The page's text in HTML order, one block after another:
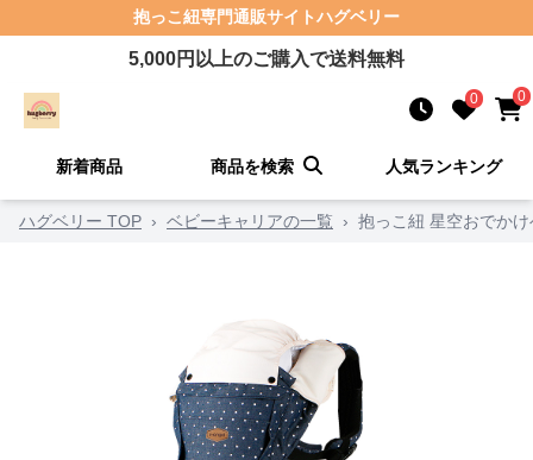
抱っこ紐専門通販サイトハグベリー
5,000円以上のご購入で送料無料
0 0
新着商品 商品を検索 人気ランキング
ハグベリー TOP › ベビーキャリアの一覧 › 抱っこ紐 星空おでか